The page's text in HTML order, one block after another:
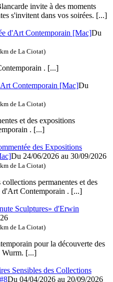
invite à des moments
s'invitent dans vos soirées. [...]
d'Art Contemporain [Mac]Du
de La Ciotat)
. [...]
Contemporain [Mac]Du
de La Ciotat)
et des expositions
. [...]
des Expositions
Du 24/06/2026 au 30/09/2026
de La Ciotat)
permanentes et des
d'Art Contemporain . [...]
Sculptures» d'Erwin
de La Ciotat)
pour la découverte des
[...]
Sensibles des Collections
Du 04/04/2026 au 20/09/2026